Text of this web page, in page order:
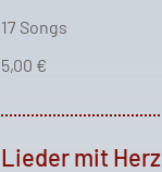
17 Songs
5,00 €
Lieder mit Herz